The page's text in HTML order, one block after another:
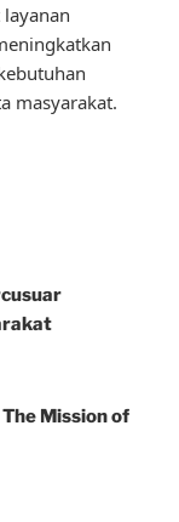
masyarakat.
Mission of